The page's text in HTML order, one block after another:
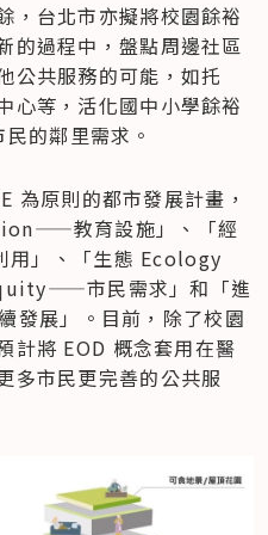
，台北市亦擬將校園餘裕
的過程中，盤點周邊社區
公共服務的可能，如托
心等，活化國中小學餘裕
的鄰里需求。
為原則的都市發展計畫，
教育設施」、「經
」、「生態 Ecology
市民需求」和「進
展」。目前，除了校園
計將 EOD 概念套用在醫
多市民更完善的公共服